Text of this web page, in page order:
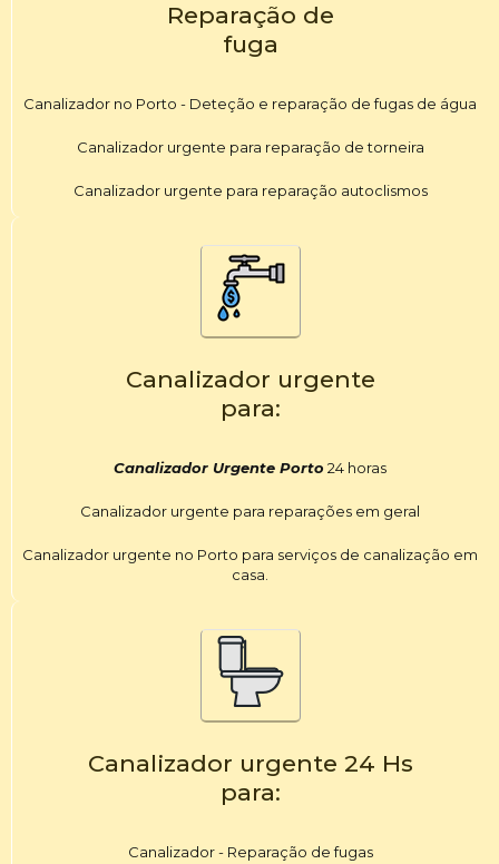
Reparação de
fuga
Canalizador no Porto - Deteção e reparação de fugas de água
Canalizador urgente para reparação de torneira
Canalizador urgente para reparação autoclismos
Canalizador urgente
para:
Canalizador Urgente Porto 24 horas
Canalizador urgente para reparações em geral
Canalizador urgente no Porto para serviços de canalização em
casa.
Canalizador urgente 24 Hs
para:
Canalizador - Reparação de fugas